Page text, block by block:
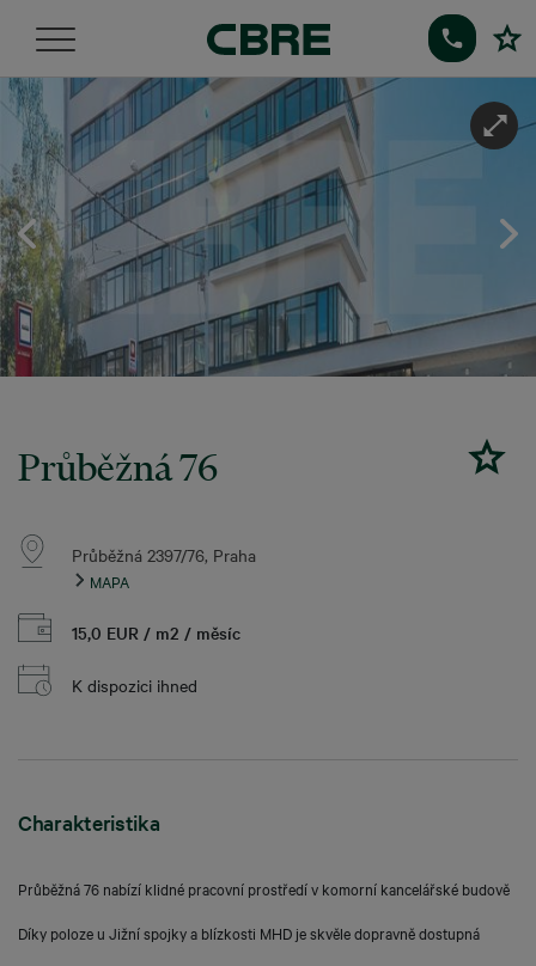
Průběžná 76
Průběžná 2397/76, Praha
MAPA
15,0 EUR / m2 / měsíc
K dispozici ihned
Charakteristika
Průběžná 76 nabízí klidné pracovní prostředí v komorní kancelářské budově
Díky poloze u Jižní spojky a blízkosti MHD je skvěle dopravně dostupná